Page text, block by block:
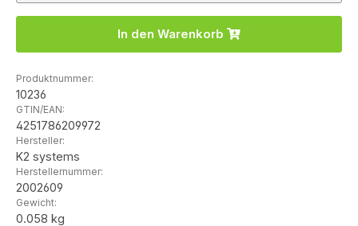
In den Warenkorb
Produktnummer:
10236
GTIN/EAN:
4251786209972
Hersteller:
K2 systems
Herstellernummer:
2002609
Gewicht:
0.058 kg